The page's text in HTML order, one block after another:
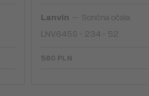
Lanvin
Sončna očala
LNV645S - 234 - 52
580 PLN